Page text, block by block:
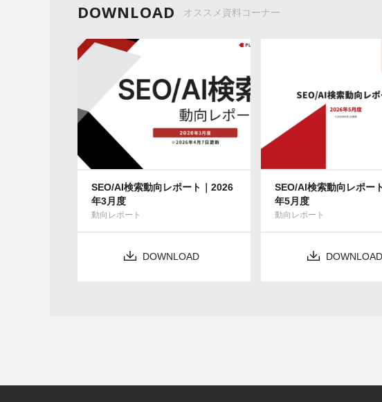
DOWNLOAD オススメ資料コーナー
SEO/AI検索動向レポート｜2026
年3月度
動向レポート
DOWNLOAD
SEO/AI検索動向レポー
年5月度
動向レポート
DOWNLOAD